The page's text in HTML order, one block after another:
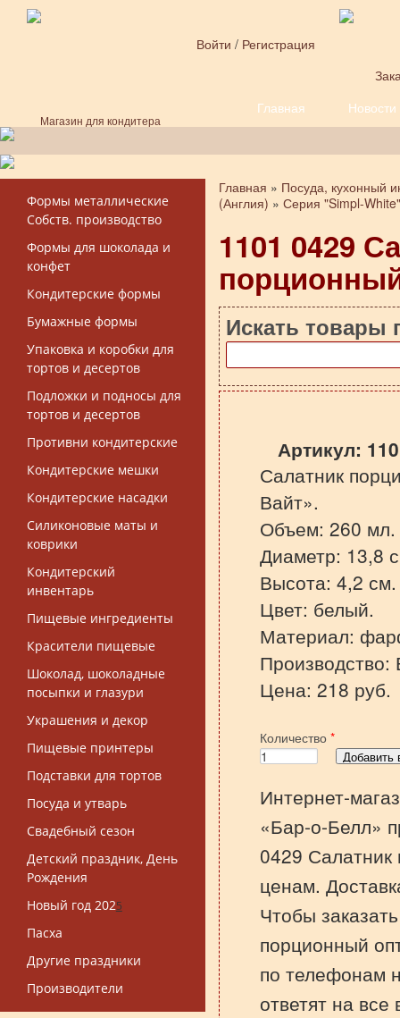
Перейти к основному содержанию
Магазин для кондитера
Войти / Регистрация
Главная
Новости
Форма поиска
Формы металлические
Собств. производство
Формы для шоколада и
конфет
Кондитерские формы
Бумажные формы
Упаковка и коробки для
тортов и десертов
Подложки и подносы для
тортов и десертов
Противни кондитерские
Кондитерские мешки
Кондитерские насадки
Силиконовые маты и
коврики
Кондитерский
инвентарь
Пищевые ингредиенты
Красители пищевые
Шоколад, шоколадные
посыпки и глазури
Украшения и декор
Пищевые принтеры
Подставки для тортов
Посуда и утварь
Свадебный сезон
Детский праздник, День
Рождения
Новый год 2025
Пасха
Другие праздники
Производители
Вы здесь
Главная » Посуда, кухонный
(Англия) » Серия "Simpl-White"
1101 0429
Искать товары
Артикул:
Салатник
Вайт».
Объем: 260 мл.
Диаметр: 13,8
Высота: 4,2 см.
Цвет: белый.
Материал:
Производство:
Цена: 218 руб.
Количество *
Интернет-
«Бар-о-Белл»
0429
ценам.
Чтобы
порционный
по телефонам
ответят на все